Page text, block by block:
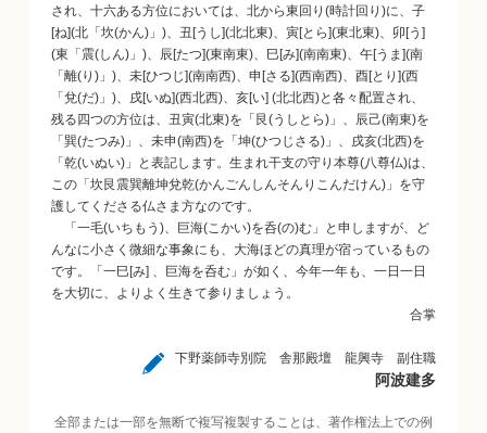
され、十六ある方位においては、北から東回り(時計回り)に、子
[ね](北「坎(かん)」)、丑[うし](北北東)、寅[とら](東北東)、卯[う]
(東「震(しん)」)、辰[たつ](東南東)、巳[み](南南東)、午[うま](南
「離(り)」)、未[ひつじ](南南西)、申[さる](西南西)、酉[とり](西
「兌(だ)」)、戌[いぬ](西北西)、亥[い] (北北西)と各々配置され、
残る四つの方位は、丑寅(北東)を「艮(うしとら)」、辰己(南東)を
「巽(たつみ)」、未申(南西)を「坤(ひつじさる)」、戌亥(北西)を
「乾(いぬい)」と表記します。生まれ干支の守り本尊(八尊仏)は、
この「坎艮震巽離坤兌乾(かんごんしんそんりこんだけん)」を守
護してくださる仏さま方なのです。
「一毛(いちもう)、巨海(こかい)を呑(の)む」と申しますが、ど
んなに小さく微細な事象にも、大海ほどの真理が宿っているもの
です。「一巳[み] 、巨海を呑む」が如く、今年一年も、一日一日
を大切に、よりよく生きて参りましょう。
合掌
下野薬師寺別院 舎那殿壇 龍興寺 副住職
阿波建多
全部または一部を無断で複写複製することは、著作権法上での例